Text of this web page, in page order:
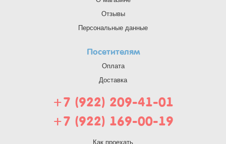
Отзывы
Персональные данные
Посетителям
Оплата
Доставка
+7 (922) 209-41-01
+7 (922) 169-00-19
Как проехать